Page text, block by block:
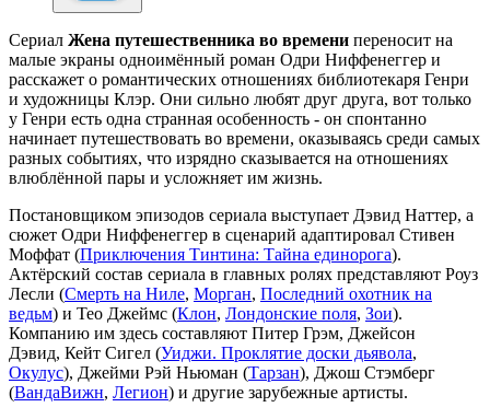
Сериал Жена путешественника во времени переносит на
малые экраны одноимённый роман Одри Ниффенеггер и
расскажет о романтических отношениях библиотекаря Генри
и художницы Клэр. Они сильно любят друг друга, вот только
у Генри есть одна странная особенность - он спонтанно
начинает путешествовать во времени, оказываясь среди самых
разных событиях, что изрядно сказывается на отношениях
влюблённой пары и усложняет им жизнь.
Постановщиком эпизодов сериала выступает Дэвид Наттер, а
сюжет Одри Ниффенеггер в сценарий адаптировал Стивен
Моффат (Приключения Тинтина: Тайна единорога).
Актёрский состав сериала в главных ролях представляют Роуз
Лесли (Смерть на Ниле, Морган, Последний охотник на
ведьм) и Тео Джеймс (Клон, Лондонские поля, Зои).
Компанию им здесь составляют Питер Грэм, Джейсон
Дэвид, Кейт Сигел (Уиджи. Проклятие доски дьявола,
Окулус), Джейми Рэй Ньюман (Тарзан), Джош Стэмберг
(ВандаВижн, Легион) и другие зарубежные артисты.